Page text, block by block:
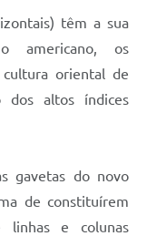
têm a sua
americano, os
oriental de
dos altos índices
gavetas do novo
de constituírem
linhas e colunas